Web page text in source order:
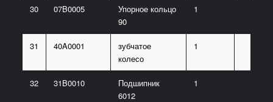
30 07B0005
Упорное кольцо
90
1
31 40A0001
зубчатое
колесо
1
32 31B0010
Подшипник
6012
1